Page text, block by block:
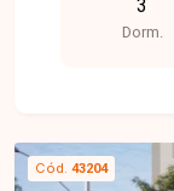
para
esclarecer
processo.
3
Dorm.
Cód. 43204